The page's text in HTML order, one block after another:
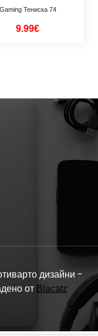
Gaming Тениска 74
9.99€
дизайни -
от Blacatz